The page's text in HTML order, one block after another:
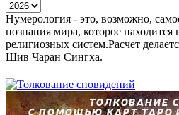
Нумерология - это, возможно,
познания мира, которое находится
религиозных систем.Расчет
Шив Чаран Сингха.